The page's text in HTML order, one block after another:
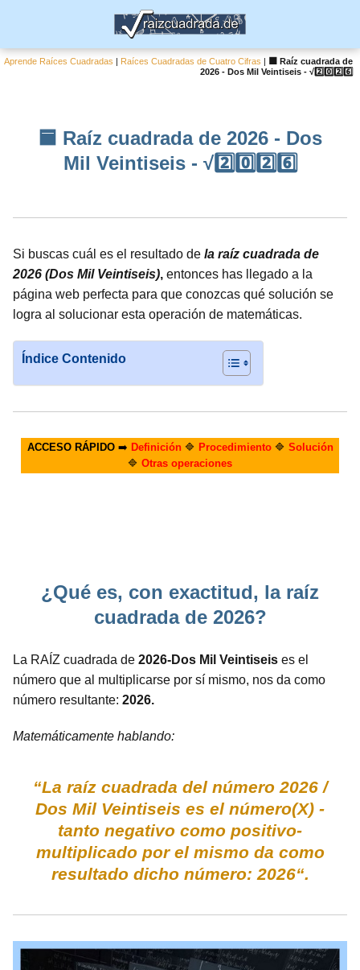
Aprende Raíces Cuadradas | Raíces Cuadradas de Cuatro Cifras |
🟦 Raíz cuadrada de
2026 - Dos Mil Veintiseis - √2️⃣0️⃣2️⃣6️⃣
🟦 Raíz cuadrada de 2026 - Dos
Mil Veintiseis - √2️⃣0️⃣2️⃣6️⃣
Si buscas cuál es el resultado de la raíz cuadrada de
2026 (Dos Mil Veintiseis), entonces has llegado a la
página web perfecta para que conozcas qué solución se
logra al solucionar esta operación de matemáticas.
Índice Contenido
ACCESO RÁPIDO➡️ Definición🔷 Procedimiento🔷 Solución
🔷 Otras operaciones
¿Qué es, con exactitud, la raíz
cuadrada de 2026?
La RAÍZ cuadrada de 2026-Dos Mil Veintiseis es el
número que al multiplicarse por sí mismo, nos da como
número resultante: 2026.
Matemáticamente hablando:
“La raíz cuadrada del número 2026 /
Dos Mil Veintiseis es el número(X) -
tanto negativo como positivo-
multiplicado por el mismo da como
resultado dicho número: 2026“.